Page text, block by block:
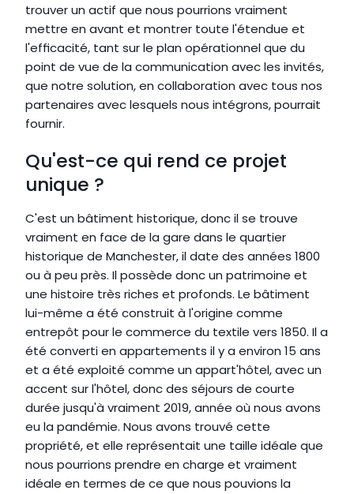
trouver un actif que nous pourrions vraiment
mettre en avant et montrer toute l'étendue et
l'efficacité, tant sur le plan opérationnel que du
point de vue de la communication avec les invités,
que notre solution, en collaboration avec tous nos
partenaires avec lesquels nous intégrons, pourrait
fournir.
Qu'est-ce qui rend ce projet
unique ?
C'est un bâtiment historique, donc il se trouve
vraiment en face de la gare dans le quartier
historique de Manchester, il date des années 1800
ou à peu près. Il possède donc un patrimoine et
une histoire très riches et profonds. Le bâtiment
lui-même a été construit à l'origine comme
entrepôt pour le commerce du textile vers 1850. Il a
été converti en appartements il y a environ 15 ans
et a été exploité comme un appart'hôtel, avec un
accent sur l'hôtel, donc des séjours de courte
durée jusqu'à vraiment 2019, année où nous avons
eu la pandémie. Nous avons trouvé cette
propriété, et elle représentait une taille idéale que
nous pourrions prendre en charge et vraiment
idéale en termes de ce que nous pouvions la